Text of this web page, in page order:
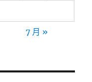
7 月 »